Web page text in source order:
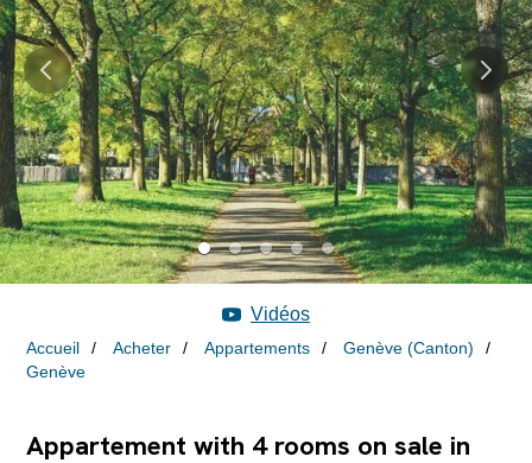
Accueil Acheter Appartements
Genève (Canton)
Genève
Vidéos
Appartement with 4 rooms on sale in